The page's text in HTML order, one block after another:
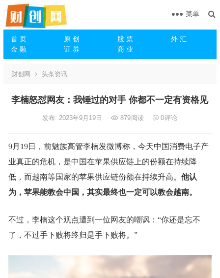
首 页 原 创 股 票
外 汇
金 融
证 券 商 业
菜单
财创网 头条资讯
李楠怒怼网友：我锤过的对手 你都不一定有资格见
发布: 2023年9月19日 879阅读 0评论
9月19日，前魅族高管李楠发微博称，今天中国消费电子产
业真正的危机，是中国在苹果供应链上的份额在持续降
低，而越南等国家的苹果供应链份额在持续升高。 他认
为，苹果能教会中国，其实最终也一定可以教会越南。
不过，李楠这个观点遭到一位网友的嘲讽：“你还是忘不
了，不过手下败将终归是手下败将。”